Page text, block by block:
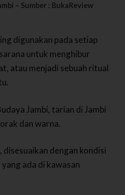
– Sumber : BukaReview
digunakan pada setiap
untuk menghibur
atau menjadi sebuah ritual
Jambi, tarian di Jambi
dan warna.
disesuaikan dengan kondisi
ada di kawasan